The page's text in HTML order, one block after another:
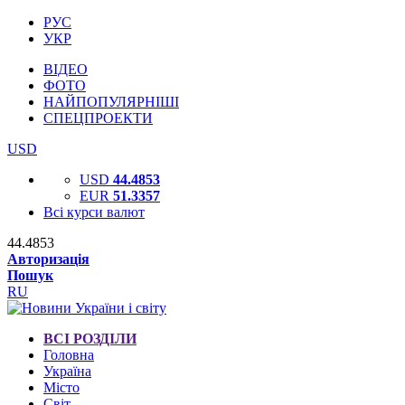
РУС
УКР
ВІДЕО
ФОТО
НАЙПОПУЛЯРНІШІ
СПЕЦПРОЕКТИ
USD
USD 44.4853
EUR 51.3357
Всі курси валют
44.4853
Авторизація
Пошук
RU
ВСІ РОЗДІЛИ
Головна
Україна
Місто